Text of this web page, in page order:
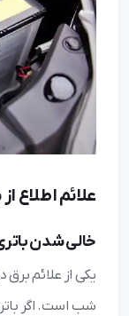
علائم اطلاع
خالی شدن
یکی از علائم
شب است. اگر